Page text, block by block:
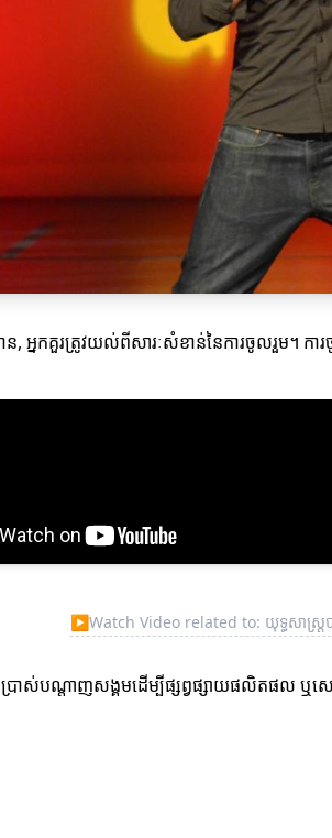
ាន, អ្នកគួរត្រូវយល់ពីសារៈសំខាន់នៃការចូលរួម
▶Watch Video related to: យុទ្ធសាស្ត្រ
រាស់បណ្តាញសង្គមដើម្បីផ្សព្វផ្សាយផលិតផល ឬស